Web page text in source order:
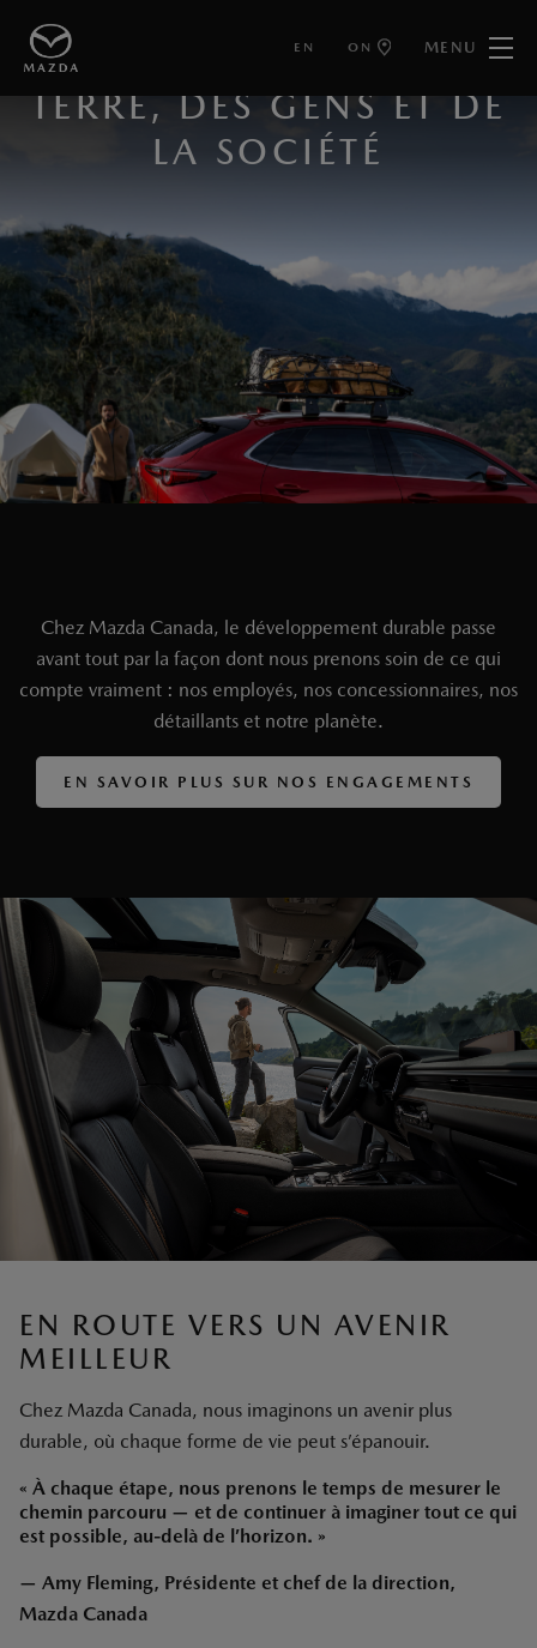
EN ON MENU
PRENDRE SOIN DE LA
TERRE, DES GENS ET DE
LA SOCIÉTÉ
Chez Mazda Canada, le développement durable passe
avant tout par la façon dont nous prenons soin de ce qui
compte vraiment : nos employés, nos concessionnaires, nos
détaillants et notre planète.
EN SAVOIR PLUS SUR NOS ENGAGEMENTS
EN ROUTE VERS UN AVENIR
MEILLEUR
Chez Mazda Canada, nous imaginons un avenir plus
durable, où chaque forme de vie peut s’épanouir.
« À chaque étape, nous prenons le temps de mesurer le
chemin parcouru — et de continuer à imaginer tout ce qui
est possible, au-delà de l’horizon. »
— Amy Fleming, Présidente et chef de la direction,
Mazda Canada